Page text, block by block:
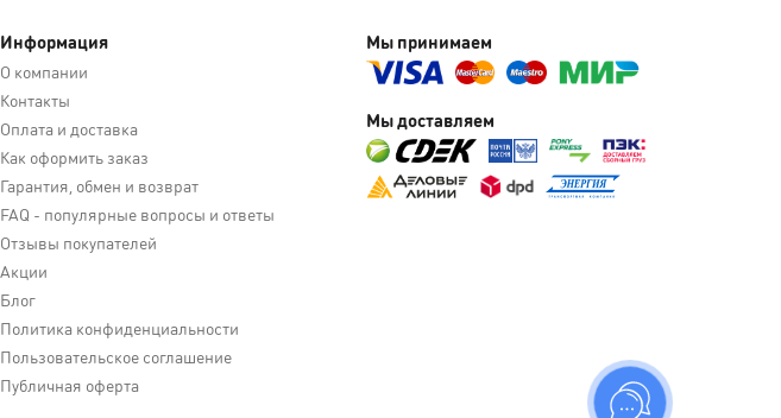
Информация
О компании
Контакты
Оплата и доставка
Как оформить заказ
Гарантия, обмен и возврат
FAQ - популярные вопросы и ответы
Отзывы покупателей
Акции
Блог
Политика конфиденциальности
Пользовательское соглашение
Публичная оферта
Мы принимаем
Мы доставляем